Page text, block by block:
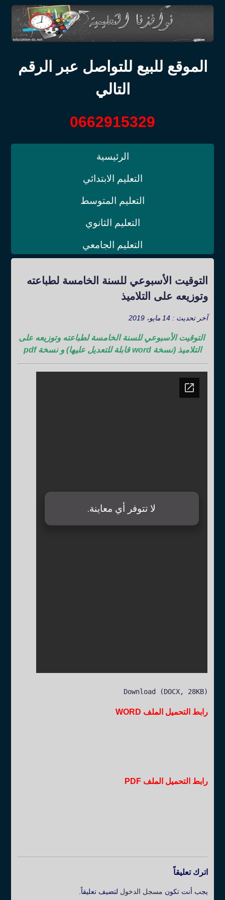
الموقع للبيع للتواصل عبر الرقم
التالي
0662915329
الرئيسية
التعليم الابتدائي
التعليم المتوسط
التعليم الثانوي
التعليم الجامعي
التوقيت الأسبوعي للسنة الخامسة لطباعته
وتوزيعه على التلاميذ
آخر تحديث : 14 مايو، 2019
التوقيت الأسبوعي للسنة الخامسة لطباعته وتوزيعه على
التلاميذ (نسخة word قابلة للتعديل عليها) و نسخة pdf
Download (DOCX, 28KB)
رابط التحميل الملف WORD
رابط التحميل الملف PDF
اترك تعليقاً
يجب أنت تكون مسجل الدخول لتضيف تعليقاً.